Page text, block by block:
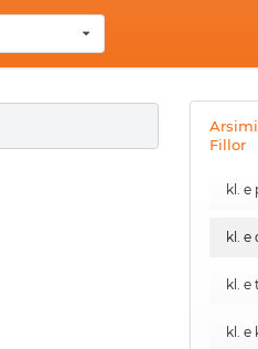
Arsimi
Fillor
kl. e
kl. e
kl. e
kl. e